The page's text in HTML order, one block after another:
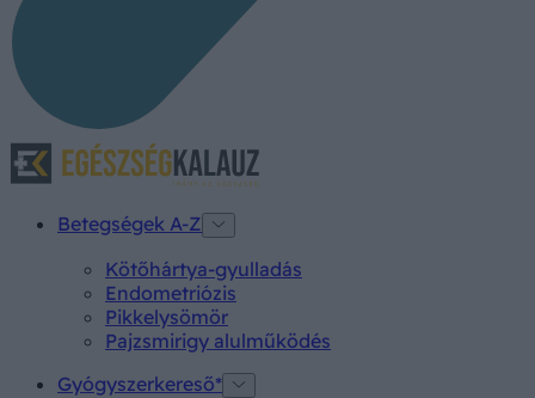
Betegségek A-Z
Kötőhártya-gyulladás
Endometriózis
Pikkelysömör
Pajzsmirigy alulműködés
Gyógyszerkereső*